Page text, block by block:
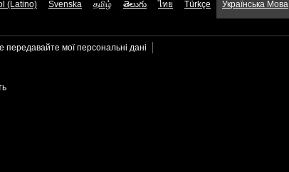
(Latino) Svenska தமிழ் తెలుగు ไทย Türkçe Українська Мова
передавайте мої персональні дані